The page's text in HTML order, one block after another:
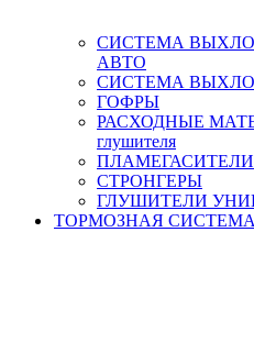
СИСТЕМА
АВТО
СИСТЕМА
ГОФРЫ
РАСХОДНЫЕ
глушителя
ПЛАМЕГАСИТЕЛИ
СТРОНГЕРЫ
ГЛУШИТЕЛИ
ТОРМОЗНАЯ СИСТЕМА